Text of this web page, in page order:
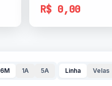
R$ 0,00
6M 1A 5A Linha Velas